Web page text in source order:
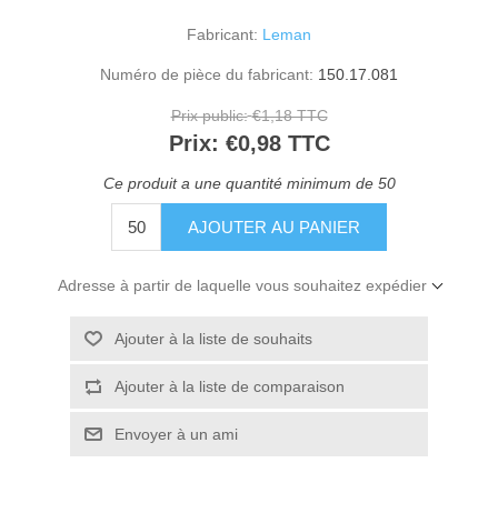
Fabricant: Leman
Numéro de pièce du fabricant: 150.17.081
Prix public: €1,18 TTC
Prix: €0,98 TTC
Ce produit a une quantité minimum de 50
Adresse à partir de laquelle vous souhaitez expédier